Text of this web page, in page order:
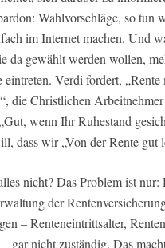
Wahlvorschläge, so tun
im Internet machen. Und
da gewählt werden wollen,
eintreten. Verdi fordert, „Rente
die Christlichen
wenn Ihr Ruhestand
dass wir „Von der Rente gut
nicht? Das Problem ist nur:
der
– Renteneintrittsalter,
gar nicht zuständig. Das